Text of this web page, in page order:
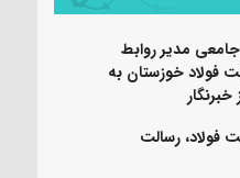
مدیر روابط
فولاد خوزستان به
فولاد،‌ رسالت